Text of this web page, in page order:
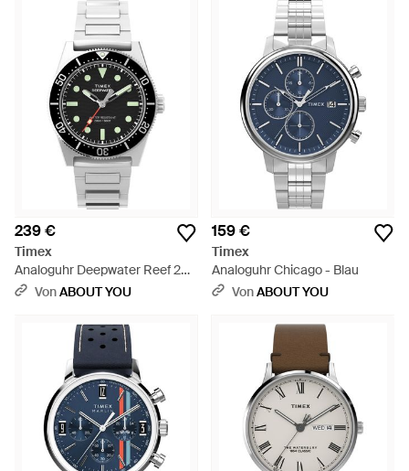
239 €
Timex
Analoguhr Deepwater Reef 200
- Schwarz
VonABOUT YOU
159 €
Timex
Analoguhr Chicago - Blau
VonABOUT YOU